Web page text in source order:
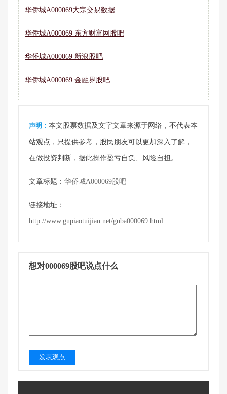
华侨城A000069大宗交易数据
华侨城A000069 东方财富网股吧
华侨城A000069 新浪股吧
华侨城A000069 金融界股吧
声明： 本文股票数据及文字文章来源于网络，不代表本
站观点，只提供参考，股民朋友可以更加深入了解，
在做投资判断，据此操作盈亏自负、风险自担。
文章标题： 华侨城A000069股吧
链接地址：
http://www.gupiaotuijian.net/guba000069.html
想对000069股吧说点什么
发表观点